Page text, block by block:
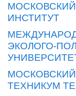
ИНСТИТУТ
ЭКОЛОГО-
ТЕХНИКУМ